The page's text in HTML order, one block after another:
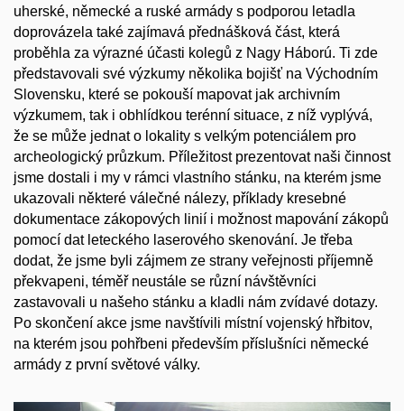
uherské, německé a ruské armády s podporou letadla
doprovázela také zajímavá přednášková část, která
proběhla za výrazné účasti kolegů z Nagy Háború. Ti zde
představovali své výzkumy několika bojišť na Východním
Slovensku, které se pokouší mapovat jak archivním
výzkumem, tak i obhlídkou terénní situace, z níž vyplývá,
že se může jednat o lokality s velkým potenciálem pro
archeologický průzkum. Příležitost prezentovat naši činnost
jsme dostali i my v rámci vlastního stánku, na kterém jsme
ukazovali některé válečné nálezy, příklady kresebné
dokumentace zákopových linií i možnost mapování zákopů
pomocí dat leteckého laserového skenování. Je třeba
dodat, že jsme byli zájmem ze strany veřejnosti příjemně
překvapeni, téměř neustále se různí návštěvníci
zastavovali u našeho stánku a kladli nám zvídavé dotazy.
Po skončení akce jsme navštívili místní vojenský hřbitov,
na kterém jsou pohřbeni především příslušníci německé
armády z první světové války.